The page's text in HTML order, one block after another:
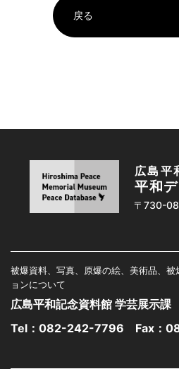
戻る
広島平
平和
〒730-
被爆資料、写真、原爆の絵、美術品、
ョンについて
広島平和記念資料館 学芸展示課
Tel： 082-242-7796 Fax：